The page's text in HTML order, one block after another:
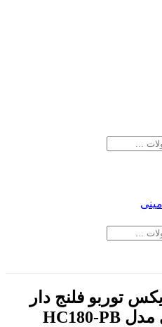
توربو فلنج دار